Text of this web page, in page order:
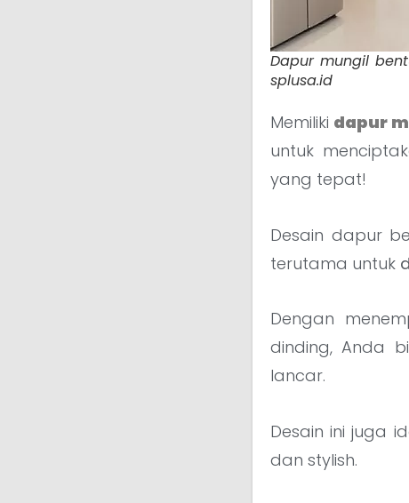
Dapur mungil
splusa.id
Memiliki dapur
untuk
yang tepat!
Desain dapur
terutama untuk
Dengan
dinding, Anda
lancar.
Desain ini juga
dan stylish.